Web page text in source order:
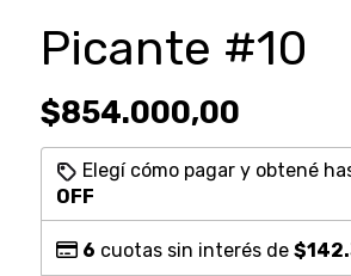
Picante #10
$854.000,00
Elegí cómo pagar y obtené
OFF
6 cuotas sin interés de